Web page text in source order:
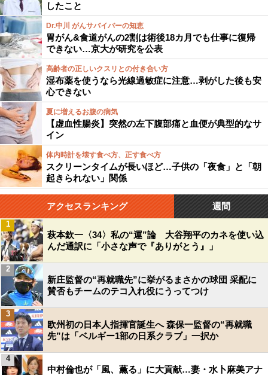
したこと
Dr.中川 がんサバイバーの知恵
胃がん&食道がんの2割は術後18カ月でも仕事に復帰
できない…京大が研究を公表
高齢者の正しいクスリとの付き合い方
湿布薬を使うなら光線過敏症に注意…剥がした後も安
心できない
夏に増えるお腹の病気
【虚血性腸炎】突然の左下腹部痛と血便が典型的なサ
イン
体内時計を壊す食べ方、正す食べ方
スクリーンタイムが長いほど…子供の「夜食」と「朝
起きられない」関係
アクセスランキング 週間
萩本欽一〈34〉私の“運”論 大谷翔平のカネを使い込
んだ通訳に「小さな声で『ありがとう』」
1
新庄監督の“再就職先”に挙がるまさかの球団 采配に
賛否もチームのテコ入れ役にうってつけ
2
欧州初の日本人指揮官誕生へ 森保一監督の“再就職
先”は「ベルギー1部の日系クラブ」一択か
3
中村倫也が「風、薫る」に大貢献…妻・水卜麻美アナ
4